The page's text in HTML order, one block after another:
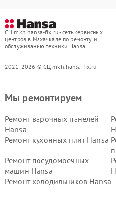
СЦ mkh.hansa-fix.ru - сеть сервисных
центров в Махачкале по ремонту и
обслуживанию техники Hansa
2021-2026 © СЦ mkh.hansa-fix.ru
Мы ремонтируем
Ремонт варочных панелей
Hansa
Ремонт кухонных плит Hansa
Ремонт посудомоечных
машин Hansa
Ремонт холодильников Hansa